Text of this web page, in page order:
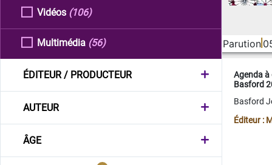
Vidéos (106)
Multimédia (56)
ÉDITEUR / PRODUCTEUR
AUTEUR
ÂGE
Parution
Agenda
Basford
Basford
Éditeur :